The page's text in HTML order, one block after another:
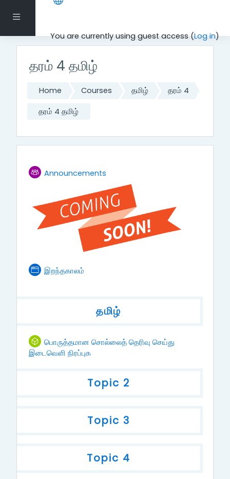
Side panel
You are currently using guest access (Log in)
Skip to main content
தரம் 4 தமிழ்
Home Courses தமிழ் தரம் 4
தரம் 4 தமிழ்
Topic outline
General
AnnouncementsForum
இறந்தகாலம்Page
தமிழ்
பொருத்தமான சொல்லைத் தெரிவு செய்து
இடைவெளி நிரப்புகSCORM package
Topic 2
Topic 3
Topic 4